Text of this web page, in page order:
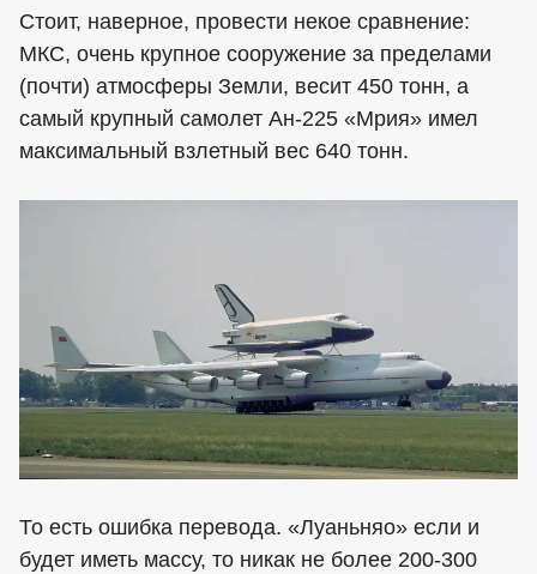
Стоит, наверное, провести некое сравнение:
МКС, очень крупное сооружение за пределами
(почти) атмосферы Земли, весит 450 тонн, а
самый крупный самолет Ан-225 «Мрия» имел
максимальный взлетный вес 640 тонн.
То есть ошибка перевода. «Луаньняо» если и
будет иметь массу, то никак не более 200-300